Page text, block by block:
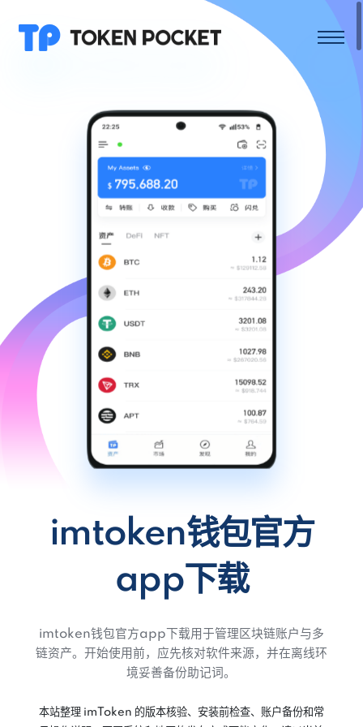
imtoken钱包官方
app下载
imtoken钱包官方app下载用于管理区块链账户与多
链资产。开始使用前，应先核对软件来源，并在离线环
境妥善备份助记词。
本站整理 imToken 的版本核验、安装前检查、账户备份和常